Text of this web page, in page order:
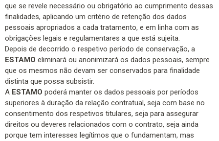
que se revele necessário ou obrigatório ao cumprimento dessas
finalidades, aplicando um critério de retenção dos dados
pessoais apropriados a cada tratamento, e em linha com as
obrigações legais e regulamentares a que está sujeita.
Depois de decorrido o respetivo período de conservação, a
ESTAMO eliminará ou anonimizará os dados pessoais, sempre
que os mesmos não devam ser conservados para finalidade
distinta que possa subsistir.
A ESTAMO poderá manter os dados pessoais por períodos
superiores à duração da relação contratual, seja com base no
consentimento dos respetivos titulares, seja para assegurar
direitos ou deveres relacionados com o contrato, seja ainda
porque tem interesses legítimos que o fundamentam, mas